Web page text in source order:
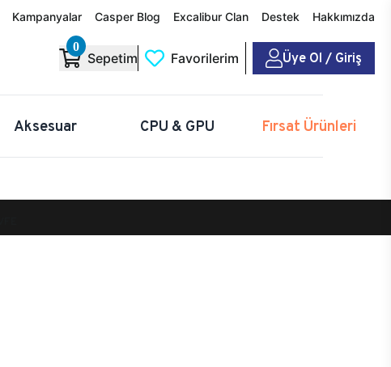
Kampanyalar Casper Blog Excalibur Clan Destek Hakkımızda
0
Sepetim Favorilerim Üye Ol / Giriş
Aksesuar CPU & GPU Fırsat Ürünleri